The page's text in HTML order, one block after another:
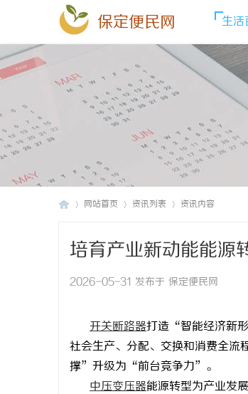
保定便民网 生活
网站首页 资讯列表 资讯内容
培育产业新动能能源
2026-05-31 发布于 保定便民网
开关断路器打造 “智能经济新
社会生产、分配、交换和消费全流
撑”升级为“前台竞争力”。
中压变压器能源转型为产业发